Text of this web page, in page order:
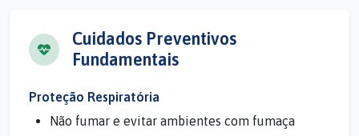
Cuidados Preventivos
Fundamentais
Proteção Respiratória
Não fumar e evitar ambientes com fumaça